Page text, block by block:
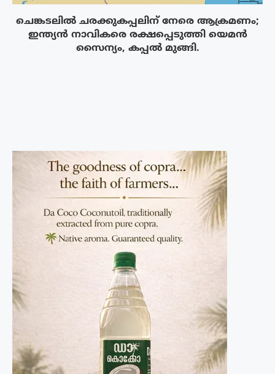
ചെങ്കടലിൽ ചരക്കുകപ്പലിന് നേരെ ആക്രമണം;
ഇന്ത്യൻ നാവികരെ രക്ഷപ്പെടുത്തി യെമൻ
സൈന്യം, കപ്പൽ മുങ്ങി.